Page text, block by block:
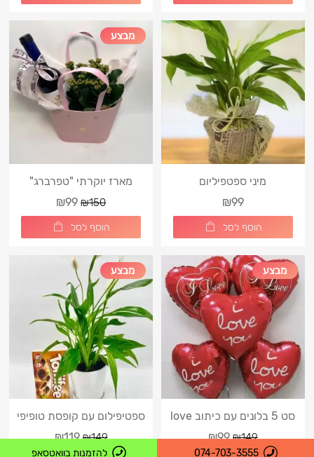
מיני ספטפיליום
₪99
הוסף לסל
מבצע
מארז יוקרתי "טפרברג"
₪150
₪99
הוסף לסל
מבצע
סט 5 בלונים עם כיתוב love
you
₪149
₪99
מבצע
ספטיפילום עם קופסת טופיפי
₪149
₪119
074-703-3555 להזמנות בוואטסאפ